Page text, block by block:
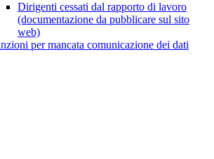
Dirigenti cessati dal rapporto di lavoro
(documentazione da pubblicare sul sito
web)
per mancata comunicazione dei dati